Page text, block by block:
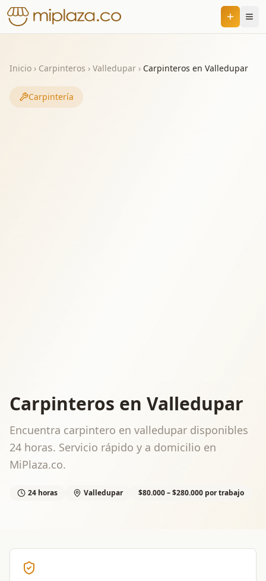
Inicio › Carpinteros › Valledupar › Carpinteros en Valledupar
Carpintería
Carpinteros en Valledupar
Encuentra carpintero en valledupar disponibles
24 horas. Servicio rápido y a domicilio en
MiPlaza.co.
24 horas Valledupar $80.000 – $280.000 por trabajo